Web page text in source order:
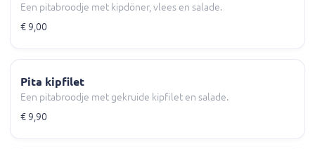
Een pitabroodje met kipdöner, vlees en salade.
€ 9,00
Pita kipfilet
Een pitabroodje met gekruide kipfilet en salade.
€ 9,90